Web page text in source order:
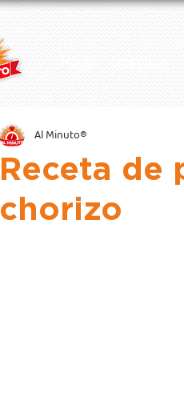
Receta de
chorizo
Al Minuto®